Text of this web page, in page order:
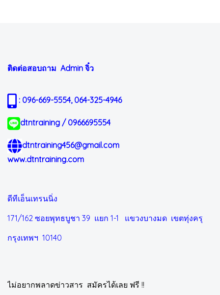
ติดต่อสอบถาม Admin จิ๋ว
: 096-669-5554, 064-325-4946
dtntraining / 0966695554
dtntraining456@gmail.com
www.dtntraining.com
ดีทีเอ็นเทรนนิ่ง
171/162 ซอยพุทธบูชา 39 แยก 1-1 แขวงบางมด เขตทุ่งครุ
กรุงเทพฯ 10140
ไม่อยากพลาดข่าวสาร สมัครได้เลย ฟรี !!